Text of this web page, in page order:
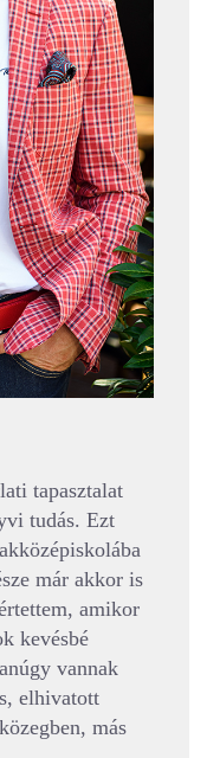
tapasztalat
tudás. Ezt
már akkor is
amikor
kevésbé
vannak
elhivatott
más